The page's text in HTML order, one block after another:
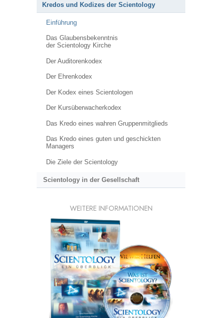
Kredos und Kodizes der Scientology
Einführung
Das Glaubensbekenntnis
der Scientology Kirche
Der Auditorenkodex
Der Ehrenkodex
Der Kodex eines Scientologen
Der Kursüberwacherkodex
Das Kredo eines wahren Gruppenmitglieds
Das Kredo eines guten und geschickten
Managers
Die Ziele der Scientology
Scientology in der Gesellschaft
WEITERE INFORMATIONEN